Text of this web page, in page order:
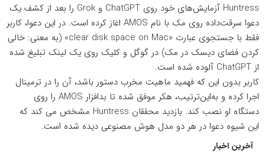
Huntress آزمایش‌های خود روی ChatGPT و Grok را بعد از کشف یک
دعوا سرقت‌داده روی مک با نام AMOS اغاز کرده است. در این دعوا، کاربر
فقط با جستجوی عبارت «clear disk space on Mac» (به معنی: خالی
کردن فضای دیسک در مک) در گوگل و کلیک روی یک لینک تبلیغ شده
از ChatGPT آلوده شده است.
کاربر بدون این که فهمید ماهیت مخرب دستور باشد، آن را در ترمینال
اجرا کرده و به‌این‌ترتیب، هکر موفق شده تا بدافزار AMOS را روی
دستگاه او نصب کند. بازدید محققان Huntress مشخص می کند که
این شیوه دعوا در هر دو مدل هوش مصنوعی دیده شده است.
آخرین اخبار